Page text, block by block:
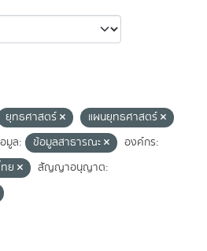
ยุทธศาสตร์
แผนยุทธศาสตร์
มูล:
ข้อมูลสาธารณะ
องค์กร:
ย
สัญญาอนุญาต: